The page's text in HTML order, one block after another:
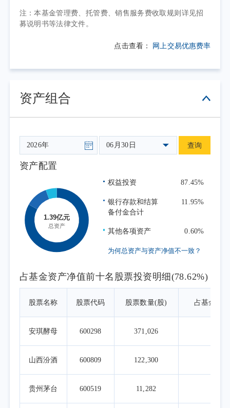
在1999年太阳谷演讲中曾提醒，投资者整体最
回报；好的技术趋势，并不必然等同于好的投
已经充分反映甚至透支了未来。
展望未来，宏观经济大概率仍将在低位徘
徊，消费恢复也可能较为缓慢。市场结构性分
化或将延续，但部分高质量公司过低的估值和
预期，也正在提供更有吸引力的长期回报基
础。我们将继续坚持既定框架，在控制组合风
险的前提下，配置具备长期竞争优势、能够持
续创造自由现金流、且估值中已经反映较多悲
观预期的优质企业。
注：本基金管理费、托管费、销售服务费收取规则详见招
募说明书等法律文件。
点击查看： 网上交易优惠费率
资产组合
06月30日 查询
资产配置
权益投资 87.45%
银行存款和结算
备付金合计
11.95%
其他各项资产 0.60%
为何总资产与资产净值不一致？
占基金资产净值前十名股票投资明细(78.62%)
股票名称 股票代码 股票数量(股) 占基金资
安琪酵母 600298 371,026
山西汾酒 600809 122,300
贵州茅台 600519 11,282